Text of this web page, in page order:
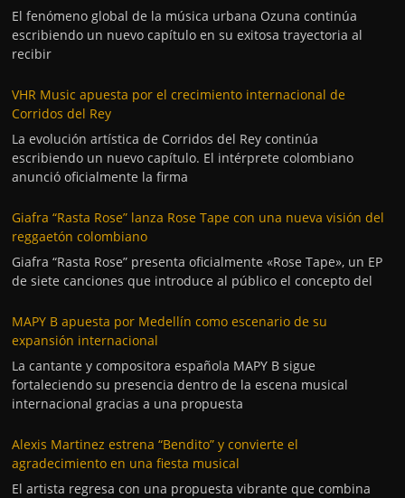
El fenómeno global de la música urbana Ozuna continúa
escribiendo un nuevo capítulo en su exitosa trayectoria al
recibir
VHR Music apuesta por el crecimiento internacional de
Corridos del Rey
La evolución artística de Corridos del Rey continúa
escribiendo un nuevo capítulo. El intérprete colombiano
anunció oficialmente la firma
Giafra “Rasta Rose” lanza Rose Tape con una nueva visión del
reggaetón colombiano
Giafra “Rasta Rose” presenta oficialmente «Rose Tape», un EP
de siete canciones que introduce al público el concepto del
MAPY B apuesta por Medellín como escenario de su
expansión internacional
La cantante y compositora española MAPY B sigue
fortaleciendo su presencia dentro de la escena musical
internacional gracias a una propuesta
Alexis Martinez estrena “Bendito” y convierte el
agradecimiento en una fiesta musical
El artista regresa con una propuesta vibrante que combina